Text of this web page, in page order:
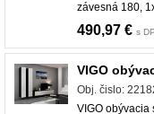
závesná 180,
490,97 € s
VIGO
Obj. čislo:
VIGO obývacia